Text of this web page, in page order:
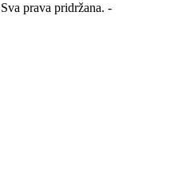
prava pridržana. -